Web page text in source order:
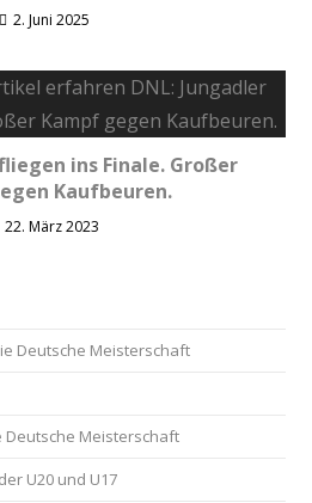
2. Juni 2025
ins Finale. Großer
Kaufbeuren.
22. März 2023
Deutsche Meisterschaft
Deutsche Meisterschaft
U20 und U17